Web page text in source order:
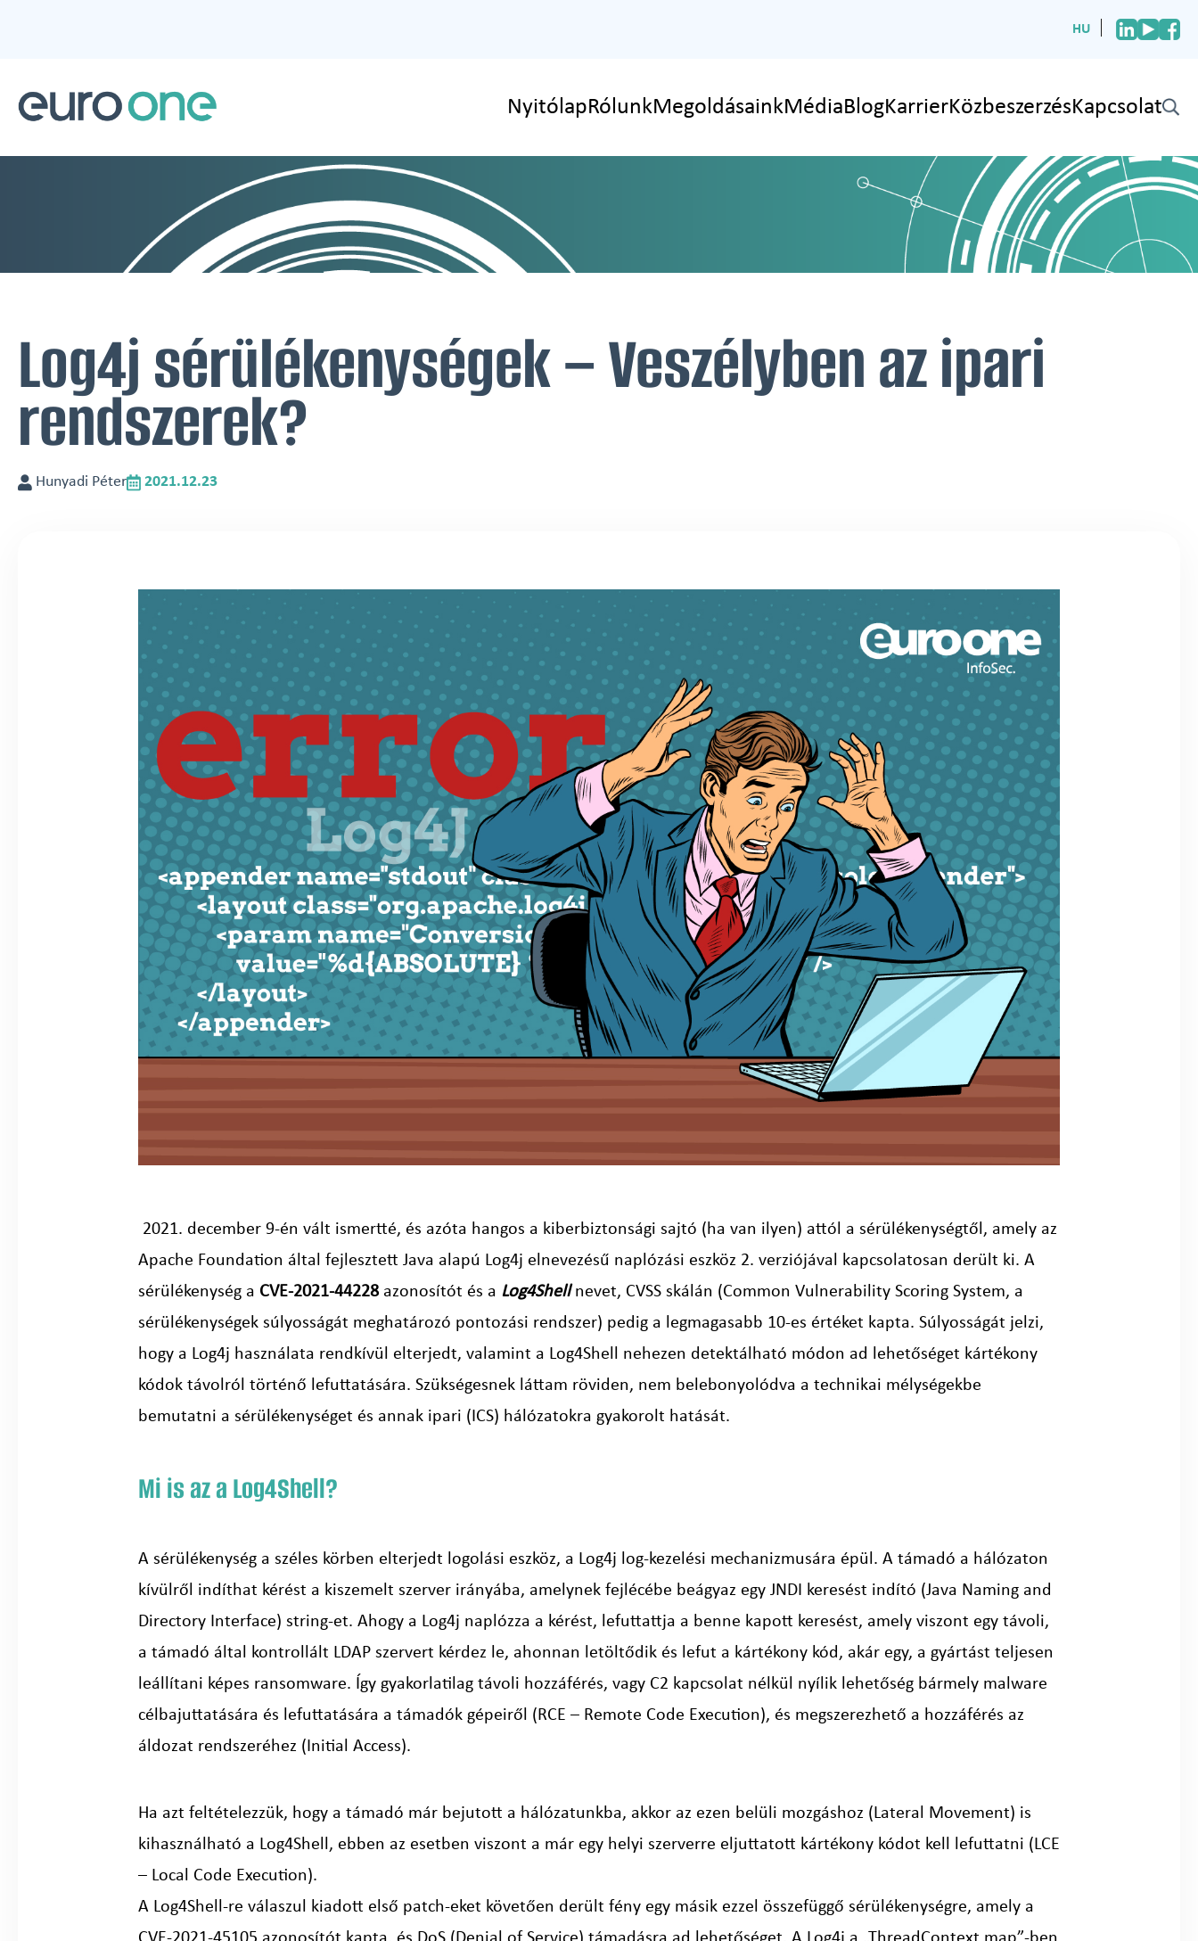
HU
NyitólapRólunkMegoldásainkMédiaBlogKarrierKözbeszerzésKapcsolat
Log4j sérülékenységek – Veszélyben az ipari
rendszerek?
Hunyadi Péter 2021.12.23
2021. december 9-én vált ismertté, és azóta hangos a kiberbiztonsági sajtó (ha van ilyen) attól a sérülékenységtől, amely az
Apache Foundation által fejlesztett Java alapú Log4j elnevezésű naplózási eszköz 2. verziójával kapcsolatosan derült ki. A
sérülékenység a CVE-2021-44228 azonosítót és a Log4Shellnevet, CVSS skálán (Common Vulnerability Scoring System, a
sérülékenységek súlyosságát meghatározó pontozási rendszer) pedig a legmagasabb 10-es értéket kapta. Súlyosságát jelzi,
hogy a Log4j használata rendkívül elterjedt, valamint a Log4Shell nehezen detektálható módon ad lehetőséget kártékony
kódok távolról történő lefuttatására. Szükségesnek láttam röviden, nem belebonyolódva a technikai mélységekbe
bemutatni a sérülékenységet és annak ipari (ICS) hálózatokra gyakorolt hatását.
Mi is az a Log4Shell?
A sérülékenység a széles körben elterjedt logolási eszköz, a Log4j log-kezelési mechanizmusára épül. A támadó a hálózaton
kívülről indíthat kérést a kiszemelt szerver irányába, amelynek fejlécébe beágyaz egy JNDI keresést indító (Java Naming and
Directory Interface) string-et. Ahogy a Log4j naplózza a kérést, lefuttattja a benne kapott keresést, amely viszont egy távoli,
a támadó által kontrollált LDAP szervert kérdez le, ahonnan letöltődik és lefut a kártékony kód, akár egy, a gyártást teljesen
leállítani képes ransomware. Így gyakorlatilag távoli hozzáférés, vagy C2 kapcsolat nélkül nyílik lehetőség bármely malware
célbajuttatására és lefuttatására a támadók gépeiről (RCE – Remote Code Execution), és megszerezhető a hozzáférés az
áldozat rendszeréhez (Initial Access).
Ha azt feltételezzük, hogy a támadó már bejutott a hálózatunkba, akkor az ezen belüli mozgáshoz (Lateral Movement) is
kihasználható a Log4Shell, ebben az esetben viszont a már egy helyi szerverre eljuttatott kártékony kódot kell lefuttatni (LCE
– Local Code Execution).
A Log4Shell-re válaszul kiadott első patch-eket követően derült fény egy másik ezzel összefüggő sérülékenységre, amely a